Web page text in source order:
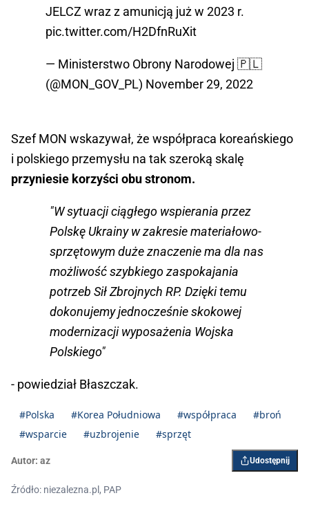
JELCZ wraz z amunicją już w 2023 r.
pic.twitter.com/H2DfnRuXit
— Ministerstwo Obrony Narodowej 🇵🇱
(@MON_GOV_PL) November 29, 2022
Szef MON wskazywał, że współpraca koreańskiego
i polskiego przemysłu na tak szeroką skalę
przyniesie korzyści obu stronom.
"W sytuacji ciągłego wspierania przez
Polskę Ukrainy w zakresie materiałowo-
sprzętowym duże znaczenie ma dla nas
możliwość szybkiego zaspokajania
potrzeb Sił Zbrojnych RP. Dzięki temu
dokonujemy jednocześnie skokowej
modernizacji wyposażenia Wojska
Polskiego"
- powiedział Błaszczak.
#Polska #Korea Południowa #współpraca
#broń
#wsparcie
#uzbrojenie #sprzęt
Autor: az Udostępnij
Źródło: niezalezna.pl, PAP